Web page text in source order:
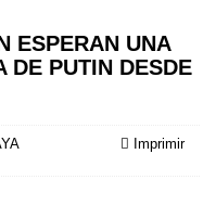
ESPERAN UNA
DE PUTIN DESDE
Imprimir